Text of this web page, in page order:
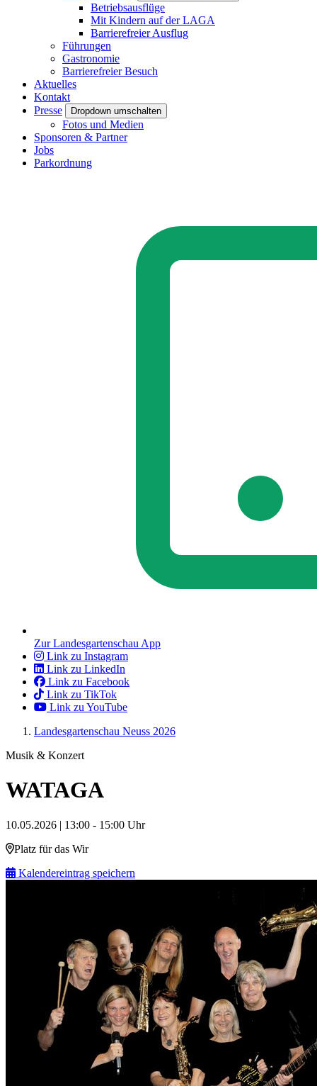
Betriebsausflüge
Mit Kindern auf der LAGA
Barrierefreier Ausflug
Führungen
Gastronomie
Barrierefreier Besuch
Aktuelles
Kontakt
Presse
Dropdown umschalten
Fotos und Medien
Sponsoren & Partner
Jobs
Parkordnung
Zur Landesgartenschau App
Link zu Instagram
Link zu LinkedIn
Link zu Facebook
Link zu TikTok
Link zu YouTube
Landesgartenschau Neuss 2026
Musik & Konzert
WATAGA
10.05.2026 | 13:00 - 15:00 Uhr
Platz für das Wir
Kalendereintrag speichern